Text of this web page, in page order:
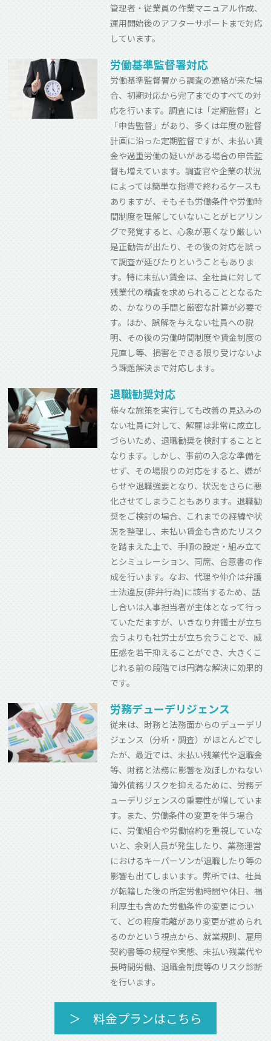
管理者・従業員の作業マニュアル作成、
運用開始後のアフターサポートまで対応
しています。
労働基準監督署対応
労働基準監督署から調査の連絡が来た場
合、初期対応から完了までのすべての対
応を行います。調査には「定期監督」と
「申告監督」があり、多くは年度の監督
計画に沿った定期監督ですが、未払い賃
金や過重労働の疑いがある場合の申告監
督も増えています。調査官や企業の状況
によっては簡単な指導で終わるケースも
ありますが、そもそも労働条件や労働時
間制度を理解していないことがヒアリン
グで発覚すると、心象が悪くなり厳しい
是正勧告が出たり、その後の対応を誤っ
て調査が延びたりということもありま
す。特に未払い賃金は、全社員に対して
残業代の精査を求められることとなるた
め、かなりの手間と厳密な計算が必要で
す。ほか、誤解を与えない社員への説
明、その後の労働時間制度や賃金制度の
見直し等、損害をできる限り受けないよ
う課題解決まで対応します。
退職勧奨対応
様々な施策を実行しても改善の見込みの
ない社員に対して、解雇は非常に成立し
づらいため、退職勧奨を検討することと
なります。しかし、事前の入念な準備を
せず、その場限りの対応をすると、嫌が
らせや退職強要となり、状況をさらに悪
化させてしまうこともあります。退職勧
奨をご検討の場合、これまでの経緯や状
況を整理し、未払い賃金も含めたリスク
を踏まえた上で、手順の設定・組み立て
とシミュレーション、同席、合意書の作
成を行います。なお、代理や仲介は弁護
士法違反(非弁行為)に該当するため、話
し合いは人事担当者が主体となって行っ
ていただますが、いきなり弁護士が立ち
会うよりも社労士が立ち会うことで、威
圧感を若干抑えることができ、大きくこ
じれる前の段階では円満な解決に効果的
です。
労務デューデリジェンス
従来は、財務と法務面からのデューデリ
ジェンス（分析・調査）がほとんどでし
たが、最近では、未払い残業代や退職金
等、財務と法務に影響を及ぼしかねない
簿外債務リスクを抑えるために、労務デ
ューデリジェンスの重要性が増していま
す。また、労働条件の変更を伴う場合
に、労働組合や労働協約を重視していな
いと、余剰人員が発生したり、業務運営
におけるキーパーソンが退職したり等の
影響も出てしまいます。弊所では、社員
が転籍した後の所定労働時間や休日、福
利厚生も含めた労働条件の変更につい
て、どの程度乖離があり変更が進められ
るのかという視点から、就業規則、雇用
契約書等の規程や実態、未払い残業代や
長時間労働、退職金制度等のリスク診断
を行います。
＞ 料金プランはこちら